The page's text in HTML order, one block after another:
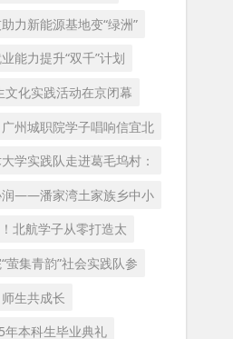
力新能源基地变“绿洲”
能力提升“双千”计划
化实践活动在京闭幕
州城职院学子唱响信宜北
学实践队走进葛毛坞村：
润——潘家湾土家族乡中小
北航学子从零打造太
萤集青韵”社会实践队参
生共成长
本科生毕业典礼